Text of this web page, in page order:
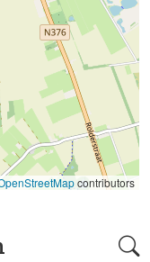
contributors